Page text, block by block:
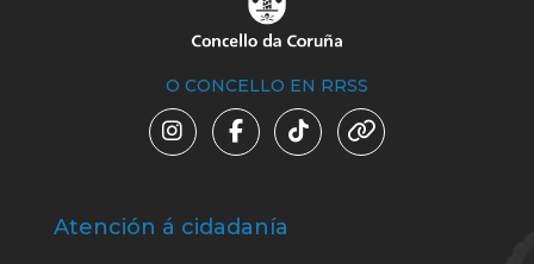
O CONCELLO EN RRSS
Atención á cidadanía